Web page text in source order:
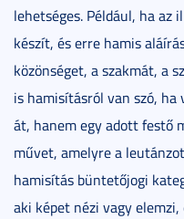
lehetséges. Például, ha
készít, és erre hamis
közönséget, a szakmát, a
is hamisításról van szó,
át, hanem egy adott festő
művet, amelyre a
hamisítás büntetőjogi
aki képet nézi vagy